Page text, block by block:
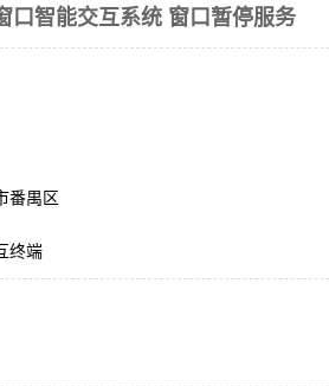
口智能交互系统 窗口暂停服务
番禺区
终端